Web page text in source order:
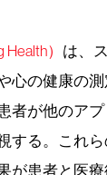
） は、
心の健康の
者が他のア
る。これら
患者と医療